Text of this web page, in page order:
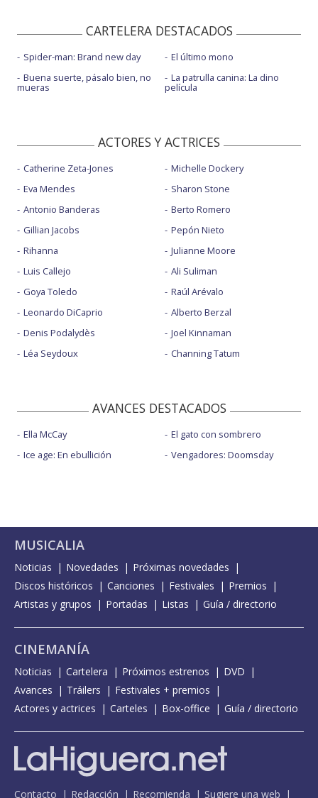
CARTELERA DESTACADOS
Spider-man: Brand new day
Buena suerte, pásalo bien, no
mueras
El último mono
La patrulla canina: La dino
película
ACTORES Y ACTRICES
Catherine Zeta-Jones
Eva Mendes
Antonio Banderas
Gillian Jacobs
Rihanna
Luis Callejo
Goya Toledo
Leonardo DiCaprio
Denis Podalydès
Léa Seydoux
Michelle Dockery
Sharon Stone
Berto Romero
Pepón Nieto
Julianne Moore
Ali Suliman
Raúl Arévalo
Alberto Berzal
Joel Kinnaman
Channing Tatum
AVANCES DESTACADOS
Ella McCay
Ice age: En ebullición
El gato con sombrero
Vengadores: Doomsday
MUSICALIA
Noticias Novedades
Próximas novedades
Discos históricos
Canciones Festivales
Premios
Artistas y grupos
Portadas Listas Guía / directorio
CINEMANÍA
Noticias Cartelera Próximos estrenos
DVD
Avances
Tráilers
Festivales + premios
Actores y actrices
Carteles Box-office Guía / directorio
Contacto Redacción Recomienda Sugiere una web